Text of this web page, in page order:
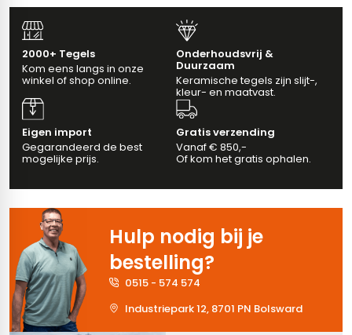
2000+ Tegels
Kom eens langs in onze
winkel of shop online.
Onderhoudsvrij &
Duurzaam
Keramische tegels zijn slijt-,
kleur- en maatvast.
Eigen import
Gegarandeerd de best
mogelijke prijs.
Gratis verzending
Vanaf € 850,-
Of kom het gratis ophalen.
Hulp nodig bij je
bestelling?
0515 - 574 574
Industriepark 12, 8701 PN Bolsward
x 33 cm